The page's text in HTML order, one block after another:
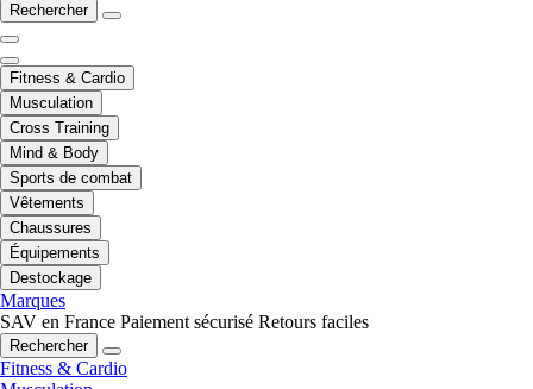
Rechercher
Fitness & Cardio
Musculation
Cross Training
Mind & Body
Sports de combat
Vêtements
Chaussures
Équipements
Destockage
Marques
SAV en France Paiement sécurisé Retours faciles
Rechercher
Fitness & Cardio